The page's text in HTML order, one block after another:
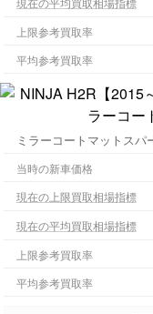
上限参考買取率
平均参考買取率
ミラーコートマットスパ
当時の新車価格
現在の上限買取相場指標
現在の平均買取相場指標
上限参考買取率
平均参考買取率